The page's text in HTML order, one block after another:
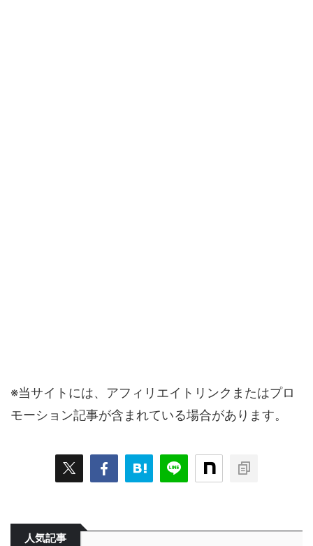
※当サイトには、アフィリエイトリンクまたはプロ
モーション記事が含まれている場合があります。
人気記事